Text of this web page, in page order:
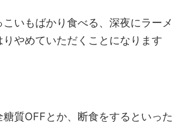
いもばかり食べる、深夜にラーメ
りやめていただくことになります
糖質OFFとか、断食をするといった